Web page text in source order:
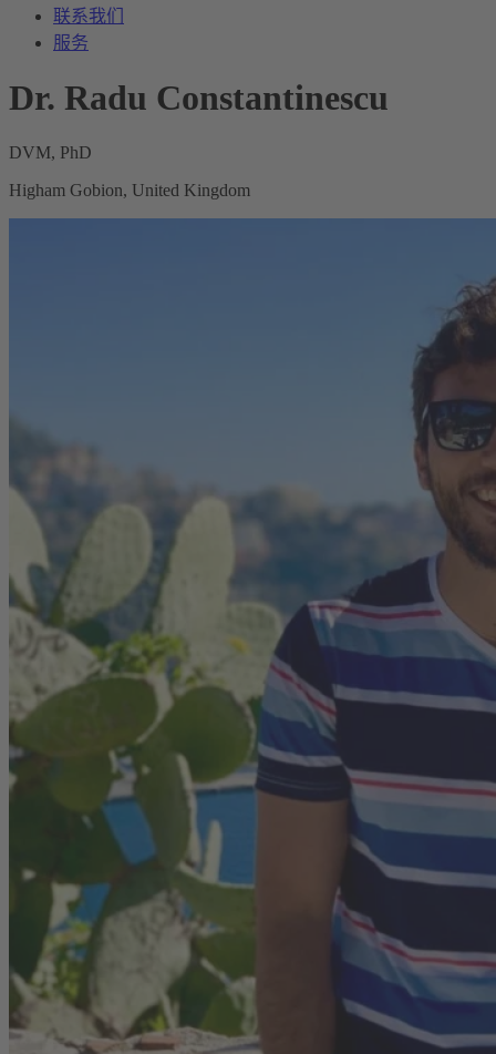
联系我们
服务
Dr. Radu Constantinescu
DVM, PhD
Higham Gobion, United Kingdom